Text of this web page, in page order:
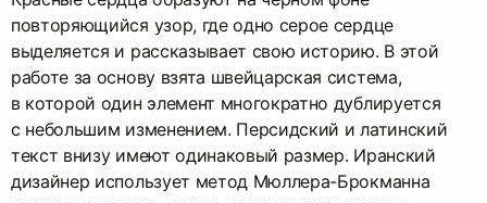
повторяющийся узор, где одно серое сердце
выделяется и рассказывает свою историю. В этой
работе за основу взята швейцарская система,
в которой один элемент многократно дублируется
с небольшим изменением. Персидский и латинский
текст внизу имеют одинаковый размер. Иранский
дизайнер использует метод Мюллера-Брокманна